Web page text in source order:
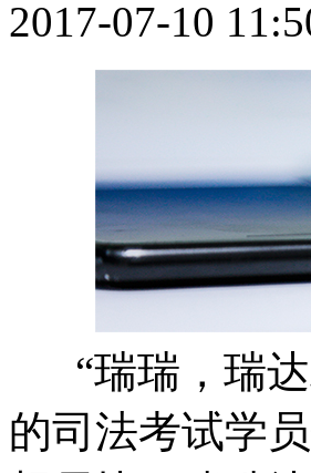
2017-07-10
“瑞瑞，瑞达
的司法考试学